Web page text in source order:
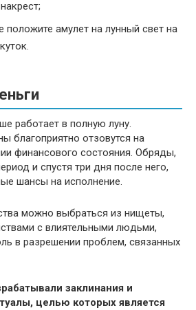
положите амулет на лунный свет на
работает в полную луну.
благоприятно отзовутся на
финансового состояния. Обряды,
и спустя три дня после него,
шансы на исполнение.
можно выбраться из нищеты,
с влиятельными людьми,
в разрешении проблем, связанных
заклинания и
целью которых является